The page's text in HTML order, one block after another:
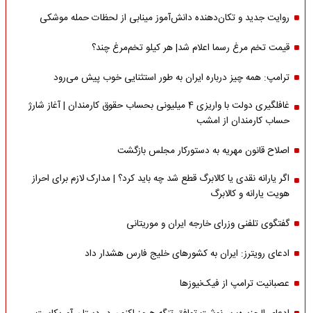
روایت جدید و تکان‌دهنده دانش‌آموز مینابی از لحظات حمله موشکی
قیمت تخم مرغ رسما اعلام شد| هر کیلو تخم‌مرغ چند؟
ترامپ: همه چیز درباره ایران به طور استثنایی خوب پیش می‌رود
غافلگیری دولت با واریزی 4 میلیونی بحساب حقوق کارمندان | آغاز شارژ
حساب کارمندان از امشب
اصلاح قانون مهریه به دستورکار مجلس بازگشت
اگر یارانه نقدی یا کالابرگ قطع شد چه باید کرد؟ | مدارک لازم برای احراز
هویت یارانه و کالابرگ
گفتگوی تلفنی وزرای خارجه ایران و موریتانی
ادعای رویترز: ایران به کشورهای خلیج فارس هشدار داد
عصبانیت ترامپ از فیک‌نیوزها